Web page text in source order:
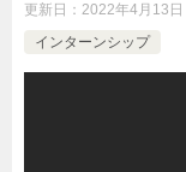
更新日： 2022年4月13日
インターンシップ